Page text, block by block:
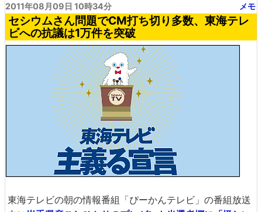
2011年08月09日 10時34分 メモ
セシウムさん問題でCM打ち切り多数、東海テレ
ビへの抗議は1万件を突破
東海テレビの朝の情報番組「ぴーかんテレビ」の番組放送